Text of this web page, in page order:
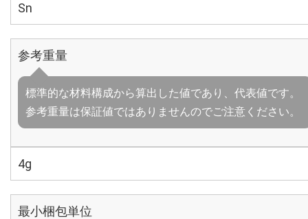
Sn
参考重量
標準的な材料構成から算出した値であり、代表値です。
参考重量は保証値ではありませんのでご注意ください。
4g
最小梱包単位